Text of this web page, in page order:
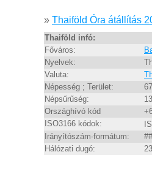
» Thaiföld Óra átállítás
Thaiföld infó:
Főváros:
Nyelvek:
Valuta:
Népesség ; Terület:
Népsűrűség:
Országhívó kód
ISO3166 kódok:
Irányítószám-formátum:
Hálózati dugó: